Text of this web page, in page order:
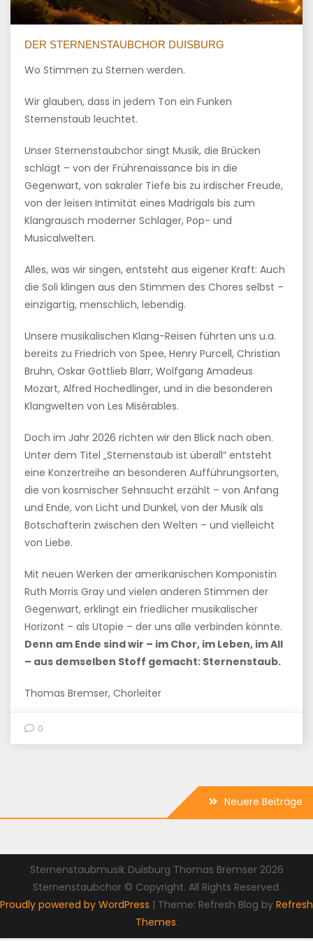
DER STERNENSTAUBCHOR DUISBURG
Wo Stimmen zu Sternen werden.
Wir glauben, dass in jedem Ton ein Funken
Sternenstaub leuchtet.
Unser Sternenstaubchor singt Musik, die Brücken
schlägt – von der Frührenaissance bis in die
Gegenwart, von sakraler Tiefe bis zu irdischer Freude,
von der leisen Intimität eines Madrigals bis zum
Klangrausch moderner Schlager, Pop- und
Musicalwelten.
Alles, was wir singen, entsteht aus eigener Kraft: Auch
die Soli klingen aus den Stimmen des Chores selbst –
einzigartig, menschlich, lebendig.
Unsere musikalischen Klang-Reisen führten uns u.a.
bereits zu Friedrich von Spee, Henry Purcell, Christian
Bruhn, Oskar Gottlieb Blarr, Wolfgang Amadeus
Mozart, Alfred Hochedlinger, und in die besonderen
Klangwelten von Les Misérables.
Doch im Jahr 2026 richten wir den Blick nach oben.
Unter dem Titel „Sternenstaub ist überall“ entsteht
eine Konzertreihe an besonderen Aufführungsorten,
die von kosmischer Sehnsucht erzählt – von Anfang
und Ende, von Licht und Dunkel, von der Musik als
Botschafterin zwischen den Welten – und vielleicht
von Liebe.
Mit neuen Werken der amerikanischen Komponistin
Ruth Morris Gray und vielen anderen Stimmen der
Gegenwart, erklingt ein friedlicher musikalischer
Horizont – als Utopie – der uns alle verbinden könnte.
Denn am Ende sind wir – im Chor, im Leben, im All
– aus demselben Stoff gemacht: Sternenstaub.
Thomas Bremser, Chorleiter
0
Neuere Beiträge
Sternenstaubmusik Duisburg Thomas Bremser 2026
Sternenstaubchor © Copyright. All Rights Reserved.
Proudly powered by WordPress | Theme: Refresh Blog by Refresh
Themes.